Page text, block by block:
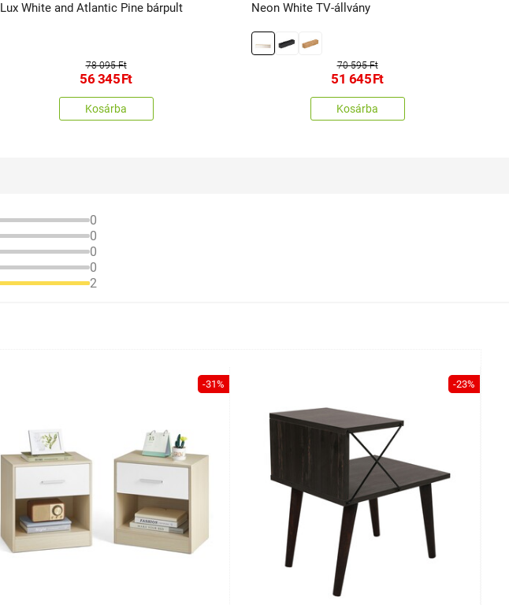
Lux White and Atlantic Pine bárpult
78 095 Ft
56 345Ft
Kosárba
Neon White TV-állvány
70 595 Ft
51 645Ft
Kosárba
0
0
0
0
2
-31% -23%